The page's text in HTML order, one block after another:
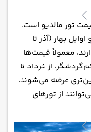
تور مالدیو است.
بهار (آذر تا
معمولاً قیمت‌ها
از خرداد تا
عرضه می‌شوند.
از تورهای